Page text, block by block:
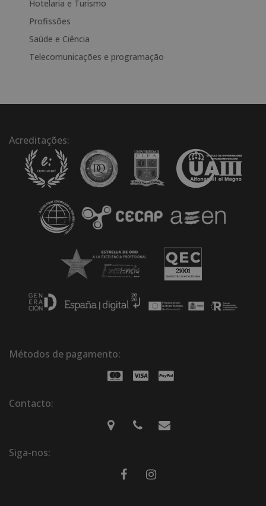
i
v
e
Hotelaria e Turismo
Profissões
Saúde e Ciência
Telecomunicações e programação
Acreditações:
Métodos de pagamento:
Contacto:
Siga-nos: